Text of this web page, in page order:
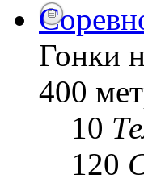
Гонки
400
10
120